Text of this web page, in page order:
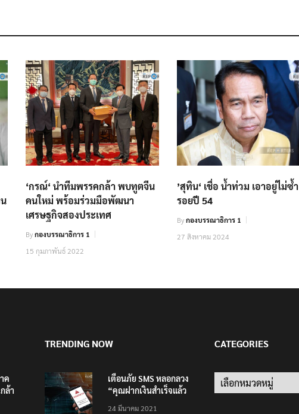
‘กรณ์​‘ นำทีมพรรคกล้า พบทูตจีน
คนใหม่ พร้อมร่วมมือพัฒนา
เศรษฐกิจสองประเทศ
Byกองบรรณาธิการ 1
15 กุมภาพันธ์ 2022
’สุทิน‘ เชื่อ น้ำท่วม เอาอยู่ไม่ซ้ำ
รอยปี 54
Byกองบรรณาธิการ 1
27 สิงหาคม 2024
ค
ล้า
TRENDING NOW
เตือนภัย SMS หลอกลวง
“คุณฝากเงินสำเร็จแล้ว
200,000 บาท”
24 มีนาคม 2021
CATEGORIES
Categories